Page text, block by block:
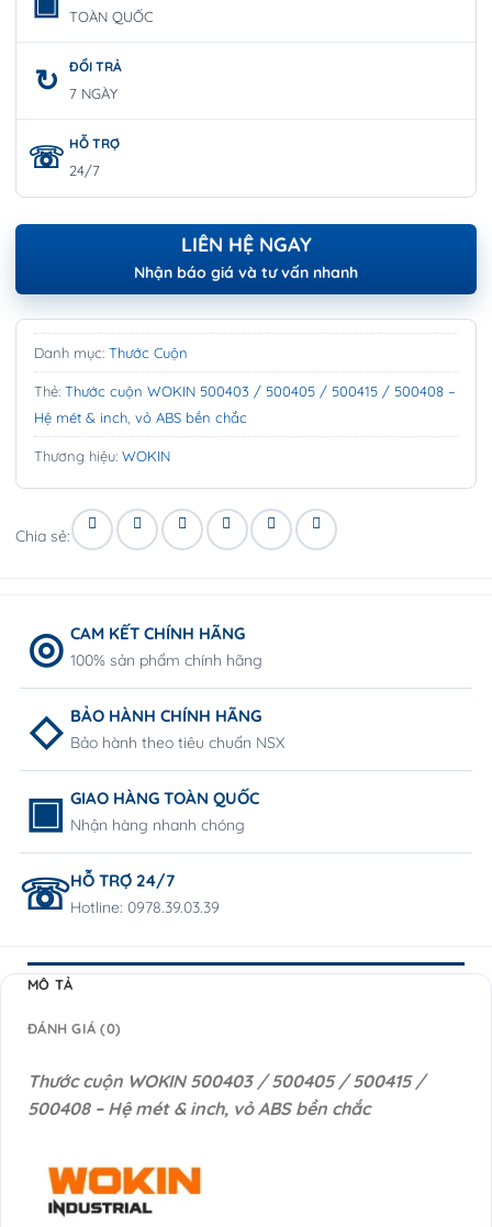
TOÀN QUỐC
ĐỔI TRẢ
7 NGÀY
HỖ TRỢ
24/7
LIÊN HỆ NGAY
Nhận báo giá và tư vấn nhanh
Danh mục: Thước Cuộn
Thẻ: Thước cuộn WOKIN 500403 / 500405 / 500415 / 500408 –
Hệ mét & inch vỏ ABS bền chắc
Thương hiệu: WOKIN
Chia sẻ:
CAM KẾT CHÍNH HÃNG
100% sản phẩm chính hãng
BẢO HÀNH CHÍNH HÃNG
Bảo hành theo tiêu chuẩn NSX
GIAO HÀNG TOÀN QUỐC
Nhận hàng nhanh chóng
HỖ TRỢ 24/7
Hotline: 0978.39.03.39
MÔ TẢ
ĐÁNH GIÁ (0)
Thước cuộn WOKIN 500403 / 500405 / 500415 /
500408 – Hệ mét & inch, vỏ ABS bền chắc